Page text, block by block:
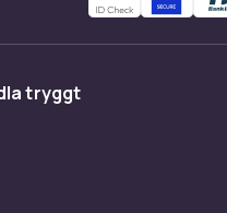
tryggt